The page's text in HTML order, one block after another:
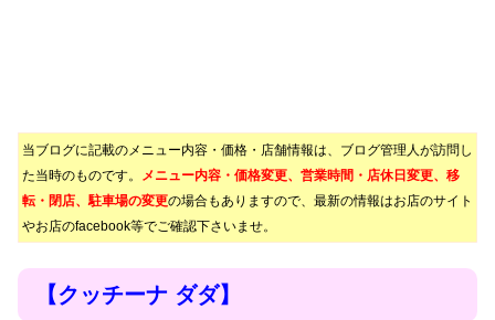
当ブログに記載のメニュー内容・価格・店舗情報は、ブログ管理人が訪問し
た当時のものです。 メニュー内容・価格変更、営業時間・店休日変更、移
転・閉店、駐車場の変更の場合もありますので、最新の情報はお店のサイト
やお店のfacebook等でご確認下さいませ。
【クッチーナ ダダ】